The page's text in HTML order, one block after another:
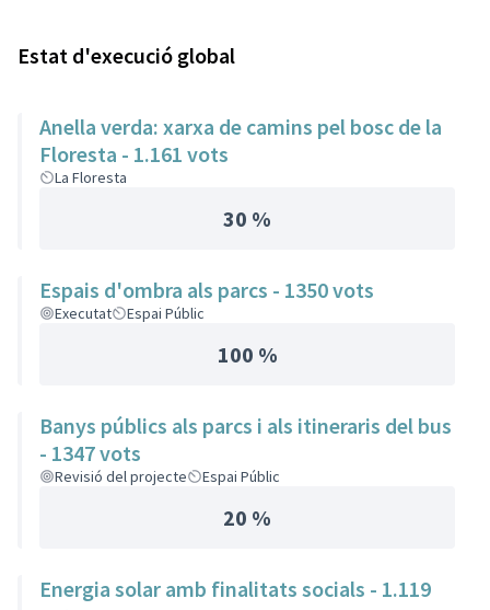
Estat d'execució global
Anella verda: xarxa de camins pel bosc de la
Floresta - 1.161 vots
La Floresta
30 %
Espais d'ombra als parcs - 1350 vots
Executat Espai Públic
100 %
Banys públics als parcs i als itineraris del bus
- 1347 vots
Revisió del projecte Espai Públic
20 %
Energia solar amb finalitats socials - 1.119